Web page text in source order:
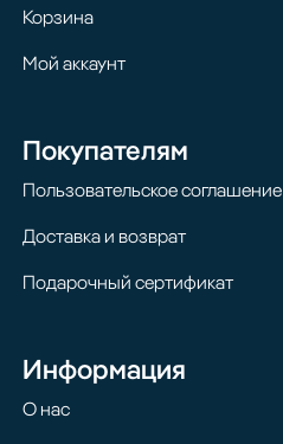
Корзина
Мой аккаунт
Покупателям
Пользовательское соглашение
Доставка и возврат
Подарочный сертификат
Информация
О нас